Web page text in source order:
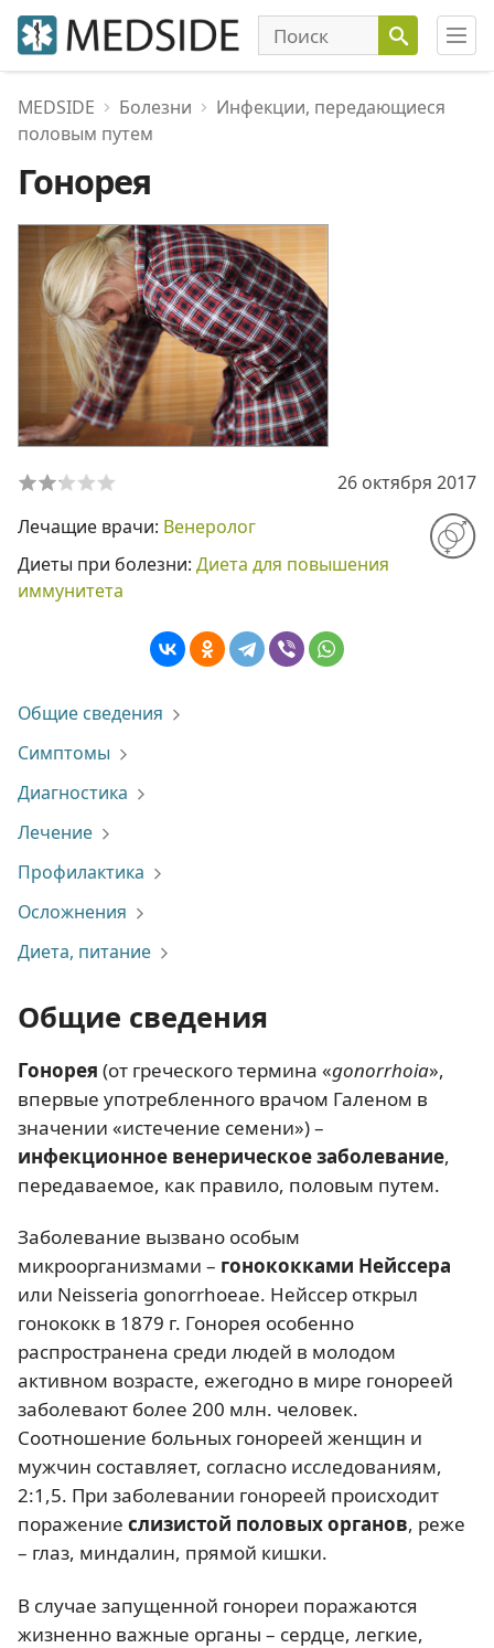
MEDSIDE Болезни
Инфекции, передающиеся
половым путем
Гонорея
26 октября 2017
Лечащие врачи: Венеролог
Диеты при болезни: Диета для повышения
иммунитета
Общие сведения
Симптомы
Диагностика
Лечение
Профилактика
Осложнения
Диета, питание
Общие сведения
Гонорея (от греческого термина «gonorrhoia»,
впервые употребленного врачом Галеном в
значении «истечение семени») –
инфекционное венерическое заболевание,
передаваемое, как правило, половым путем.
Заболевание вызвано особым
микроорганизмами – гонококками Нейссера
или Neisseria gonorrhoeae. Нейссер открыл
гонококк в 1879 г. Гонорея особенно
распространена среди людей в молодом
активном возрасте, ежегодно в мире гонореей
заболевают более 200 млн. человек.
Соотношение больных гонореей женщин и
мужчин составляет, согласно исследованиям,
2:1,5. При заболевании гонореей происходит
поражение слизистой половых органов, реже
– глаз, миндалин, прямой кишки.
В случае запущенной гонореи поражаются
жизненно важные органы – сердце, легкие,